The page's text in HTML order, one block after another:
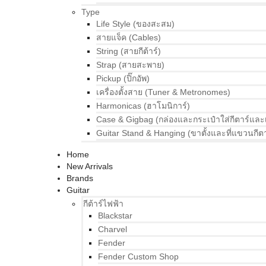
Type
Life Style (ของสะสม)
สายแจ็ค (Cables)
String (สายกีต้าร์)
Strap (สายสะพาย)
Pickup (ปิ๊กอัพ)
เครื่องตั้งสาย (Tuner & Metronomes)
Harmonicas (ฮาโมนิการ์)
Case & Gigbag (กล่องและกระเป๋าใส่กีตาร์และ
Guitar Stand & Hanging (ขาตั้งและที่แขวนกีต
Home
New Arrivals
Brands
Guitar
กีต้าร์ไฟฟ้า
Blackstar
Charvel
Fender
Fender Custom Shop